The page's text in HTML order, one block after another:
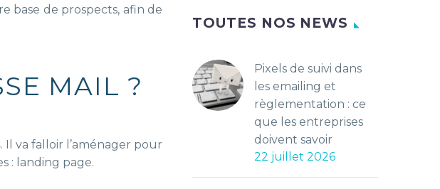
base de prospects, afin de
MAIL ?
. Il va falloir l’aménager pour
: landing page.
TOUTES NOS NEWS
Pixels de suivi dans
les emailing et
règlementation : ce
que les entreprises
doivent savoir
22 juillet 2026